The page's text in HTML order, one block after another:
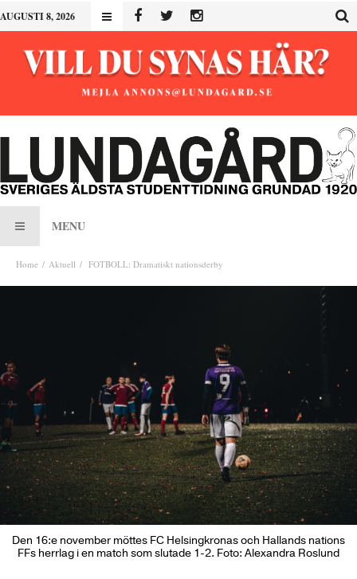
AUGUSTI 8, 2026
MENU
Home Aktuell FOTBOLL: Dramatiskt nationsderby
Den 16:e november möttes FC Helsingkronas och Hallands nations
FFs herrlag i en match som slutade 1-2. Foto: Alexandra Roslund